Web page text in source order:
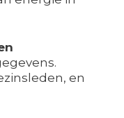
en